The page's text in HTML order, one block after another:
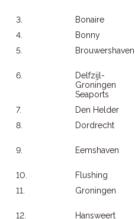
3.
Bonaire
4.
Bonny
5.
Brouwershaven
6.
Delfzijl-
Groningen
Seaports
7. Den Helder
8.
Dordrecht
9.
Eemshaven
10.
Flushing
11.
Groningen
12.
Hansweert